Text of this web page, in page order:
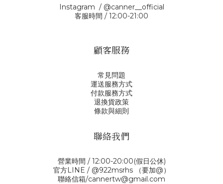
Instagram / @canner__official
客服時間 / 12:00-21:00
顧客服務
常見問題
運送服務方式
付款服務方式
退換貨政策
條款與細則
聯絡我們
營業時間 / 12:00-20:00(假日公休)
官方LINE / @922msrhs （要加@）
聯絡信箱/cannertw@gmail.com